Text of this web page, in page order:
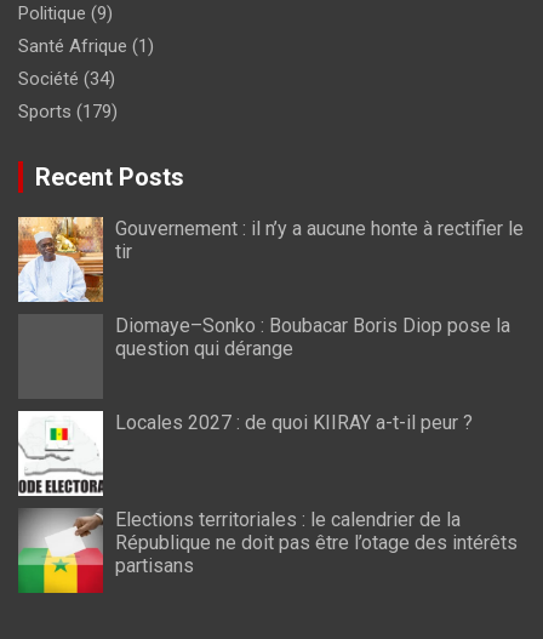
Politique (9)
Santé Afrique (1)
Société (34)
Sports (179)
Recent Posts
Gouvernement : il n’y a aucune honte à rectifier le
tir
Diomaye–Sonko : Boubacar Boris Diop pose la
question qui dérange
Locales 2027 : de quoi KIIRAY a-t-il peur ?
Elections territoriales : le calendrier de la
République ne doit pas être l’otage des intérêts
partisans